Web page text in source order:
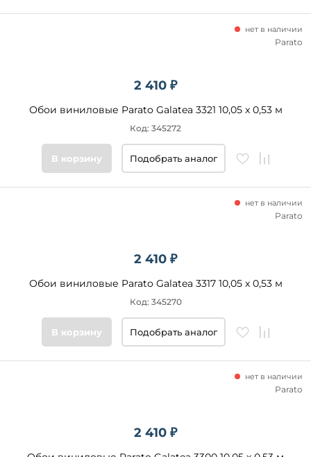
2 410 ₽
Обои виниловые Parato Galatea 3321 10,05 x 0,53 м
нет в наличии
Код: 345272
Parato
В корзину Подобрать аналог
2 410 ₽
Обои виниловые Parato Galatea 3317 10,05 x 0,53 м
нет в наличии
Код: 345270
Parato
В корзину Подобрать аналог
2 410 ₽
нет в наличии
Parato